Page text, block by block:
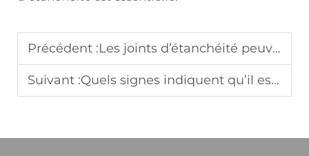
Précédent :Les joints d’étanchéité peuvent-ils améliorer l’isolation acoustique des portes de bureau
Suivant :Quels signes indiquent qu’il est nécessaire de remplacer l’obturation des joints dans les espaces commerciaux